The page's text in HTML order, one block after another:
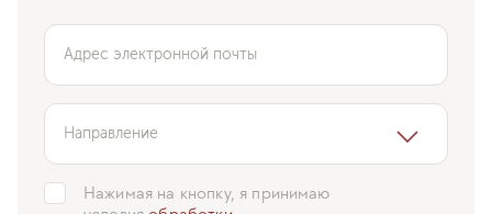
Адрес электронной почты
Направление
Нажимая на кнопку, я принимаю